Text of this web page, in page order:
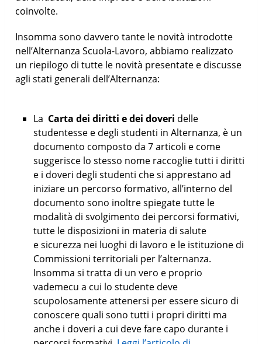
coinvolte.
Insomma sono davvero tante le novità introdotte
nell’Alternanza Scuola-Lavoro, abbiamo realizzato
un riepilogo di tutte le novità presentate e discusse
agli stati generali dell’Alternanza:
La Carta dei diritti e dei doveri delle
studentesse e degli studenti in Alternanza, è un
documento composto da 7 articoli e come
suggerisce lo stesso nome raccoglie tutti i diritti
e i doveri degli studenti che si apprestano ad
iniziare un percorso formativo, all’interno del
documento sono inoltre spiegate tutte le
modalità di svolgimento dei percorsi formativi,
tutte le disposizioni in materia di salute
e sicurezza nei luoghi di lavoro e le istituzione di
Commissioni territoriali per l’alternanza.
Insomma si tratta di un vero e proprio
vademecu a cui lo studente deve
scupolosamente attenersi per essere sicuro di
conoscere quali sono tutti i propri diritti ma
anche i doveri a cui deve fare capo durante i